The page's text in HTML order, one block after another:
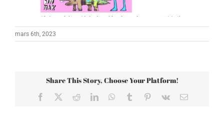
mars 6th, 2023
Share This Story, Choose Your Platform!
Facebook RedditLinkedInWhatsApp
Tumblr Pinterest
Vk Email